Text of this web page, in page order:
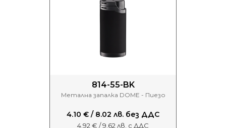
814-55-BK
Метална запалка DOME - Пиезо
4.10 € / 8.02 лв. без ДДС
4.92 € / 9.62 лв. с ДДС